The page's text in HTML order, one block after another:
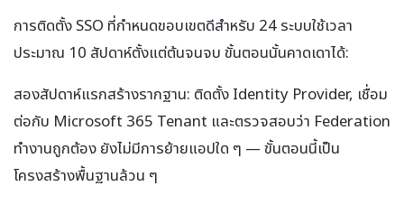
การติดตั้ง SSO ที่กำหนดขอบเขตดีสำหรับ 24 ระบบใช้เวลา
ประมาณ 10 สัปดาห์ตั้งแต่ต้นจนจบ ขั้นตอนนั้นคาดเดาได้:
สองสัปดาห์แรกสร้างรากฐาน: ติดตั้ง Identity Provider, เชื่อม
ต่อกับ Microsoft 365 Tenant และตรวจสอบว่า Federation
ทำงานถูกต้อง ยังไม่มีการย้ายแอปใด ๆ — ขั้นตอนนี้เป็น
โครงสร้างพื้นฐานล้วน ๆ